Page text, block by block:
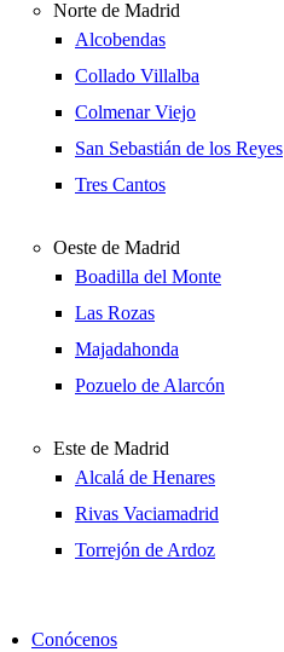
Norte de Madrid
Alcobendas
Collado Villalba
Colmenar Viejo
San Sebastián de los Reyes
Tres Cantos
Oeste de Madrid
Boadilla del Monte
Las Rozas
Majadahonda
Pozuelo de Alarcón
Este de Madrid
Alcalá de Henares
Rivas Vaciamadrid
Torrejón de Ardoz
Conócenos